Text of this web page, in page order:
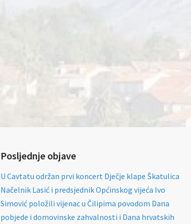
Posljednje objave
U Cavtatu održan prvi koncert Dječje klape Škatulica
Načelnik Lasić i predsjednik Općinskog vijeća Ivo
Simović položili vijenac u Čilipima povodom Dana
pobjede i domovinske zahvalnosti i Dana hrvatskih